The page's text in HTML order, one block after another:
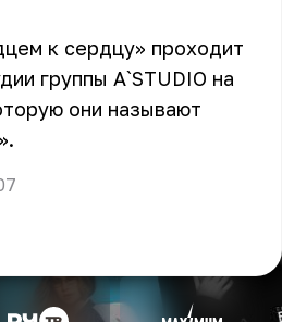
к сердцу» проходит
группы A`STUDIO на
они называют